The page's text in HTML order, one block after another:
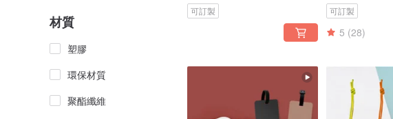
材質
塑膠
環保材質
聚酯纖維
可訂製 可訂製
5 (28)